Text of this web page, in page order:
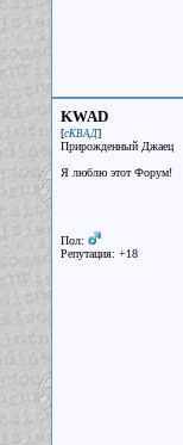
KWAD
[сКВАД]
Прирожденный Джаец
Я люблю этот Форум!
Пол:
Репутация: +18